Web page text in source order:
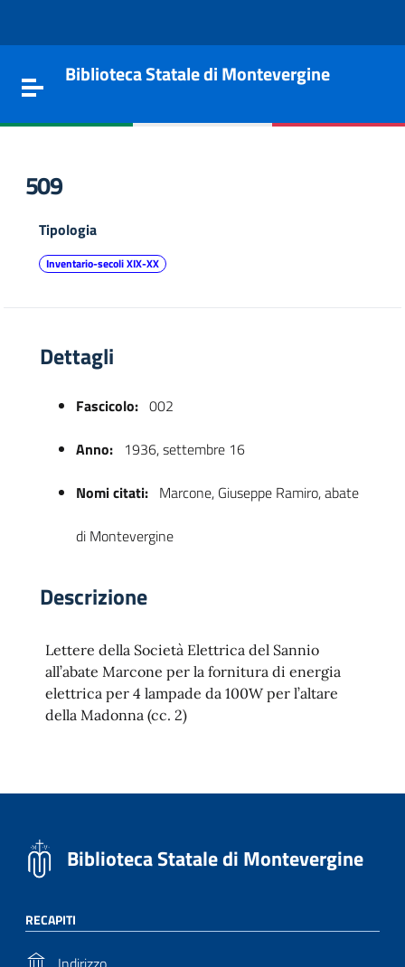
Toggle navigation
Biblioteca Statale di Montevergine
509
Tipologia
Inventario-secoli XIX-XX
Dettagli
Fascicolo: 002
Anno: 1936, settembre 16
Nomi citati: Marcone, Giuseppe Ramiro, abate
di Montevergine
Descrizione
Lettere della Società Elettrica del Sannio
all’abate Marcone per la fornitura di energia
elettrica per 4 lampade da 100W per l’altare
della Madonna (cc. 2)
Biblioteca Statale di Montevergine
RECAPITI